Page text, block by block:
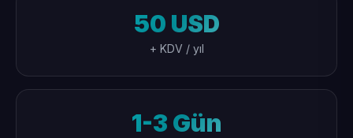
50 USD
+ KDV / yıl
1-3 Gün